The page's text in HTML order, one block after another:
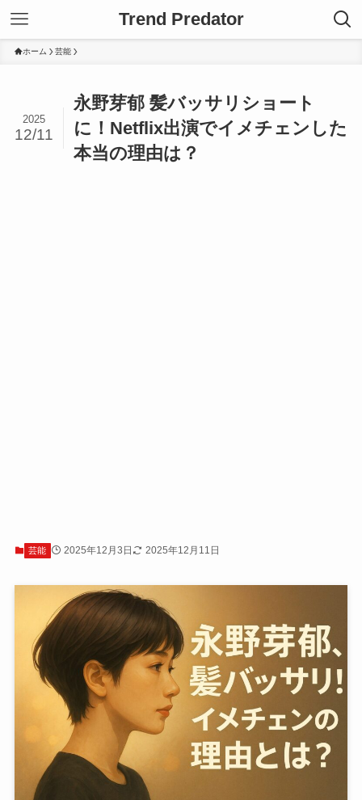
Trend Predator
ホーム 芸能
永野芽郁 髪バッサリショート
に！Netflix出演でイメチェンした
本当の理由は？
2025
12/11
芸能 2025年12月3日 2025年12月11日